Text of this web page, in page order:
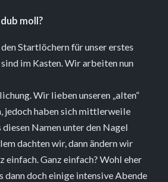
moll?
Startlöchern für unser erstes
im Kasten. Wir arbeiten nun
Wir lieben unseren „alten“
jedoch haben sich mittlerweile
diesen Namen unter den Nagel
dachten wir, dann ändern wir
einfach. Ganz einfach? Wohl eher
dann doch einige intensive Abende